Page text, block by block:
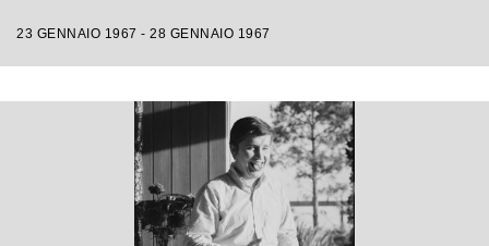
23 GENNAIO 1967 - 28 GENNAIO 1967